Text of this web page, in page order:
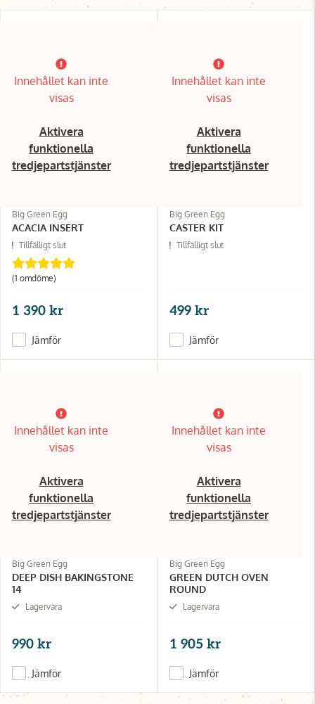
Innehållet kan inte
visas
Aktivera
funktionella
tredjepartstjänster
Big Green Egg
ACACIA INSERT
Tillfälligt slut
(1 omdöme)
1 390 kr
Jämför
Innehållet kan inte
visas
Aktivera
funktionella
tredjepartstjänster
Big Green Egg
CASTER KIT
Tillfälligt slut
499 kr
Jämför
Innehållet kan inte
visas
Aktivera
funktionella
tredjepartstjänster
Big Green Egg
DEEP DISH BAKINGSTONE
14
Lagervara
990 kr
Jämför
Innehållet kan inte
visas
Aktivera
funktionella
tredjepartstjänster
Big Green Egg
GREEN DUTCH OVEN
ROUND
Lagervara
1 905 kr
Jämför